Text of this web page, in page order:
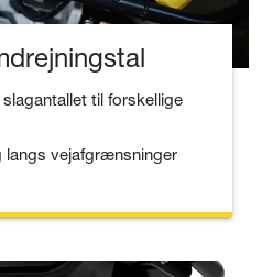
til forskellige
langs vejafgrænsninger